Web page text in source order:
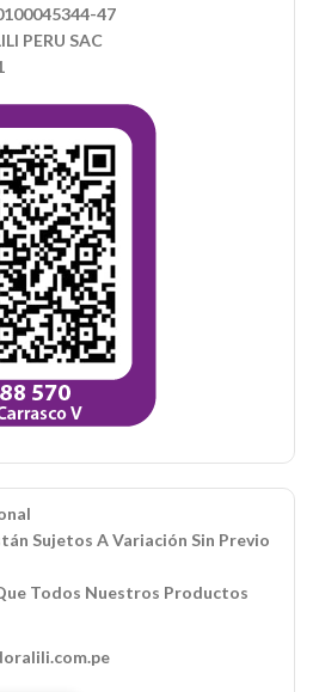
47
PERU SAC
Sujetos A Variación Sin Previo
Todos Nuestros Productos